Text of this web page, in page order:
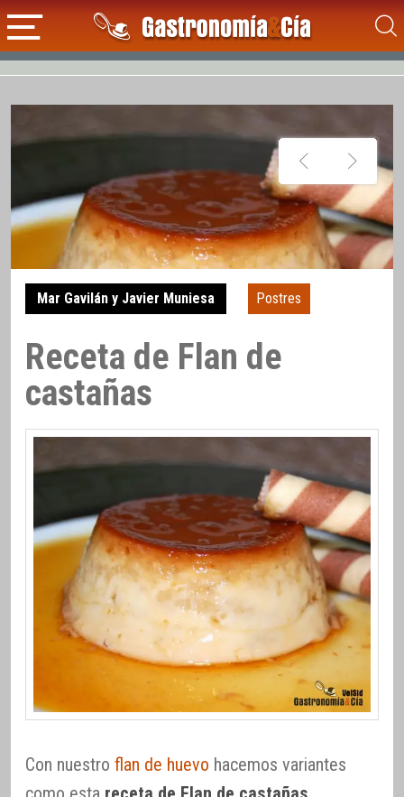
Mar Gavilán y Javier Muniesa Postres
Receta de Flan de
castañas
Con nuestro flan de huevo hacemos variantes